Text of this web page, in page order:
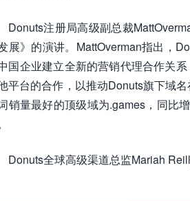
Donuts注册局高级副总裁
展》的演讲。MattOverman指出，
国企业建立全新的营销代理合作关
平台的合作，以推动Donuts旗下域
销量最好的顶级域为.games，同比
Donuts全球高级渠道总监Mariah